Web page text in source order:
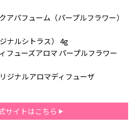
アパフューム（パープルフラワー）
ナルシトラス） 4g
フューズアロマ パープルフラワー
ジナルアロマディフューザ
サイトはこちら